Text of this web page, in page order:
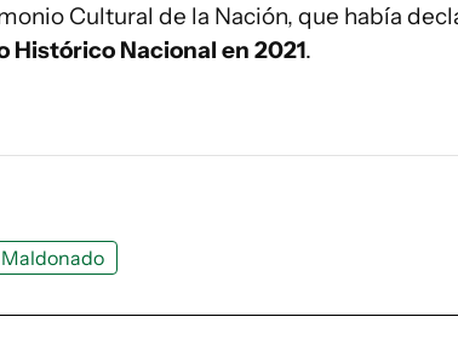
Cultural de la Nación, que había
Histórico Nacional en 2021.
Maldonado